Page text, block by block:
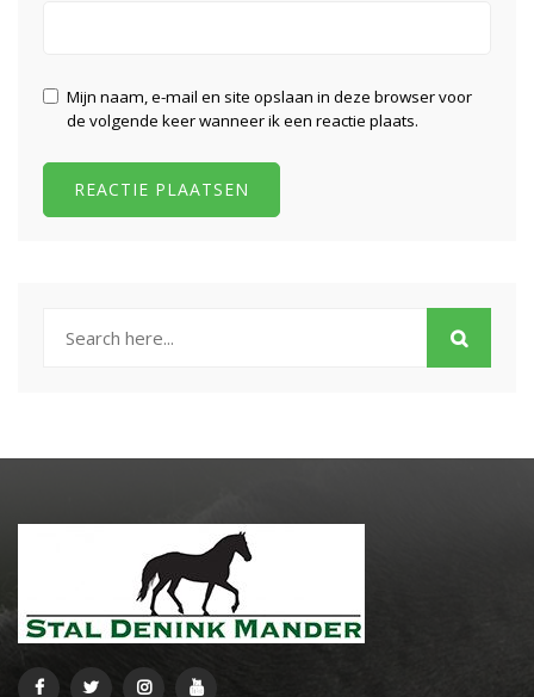
Mijn naam, e-mail en site opslaan in deze browser voor
de volgende keer wanneer ik een reactie plaats.